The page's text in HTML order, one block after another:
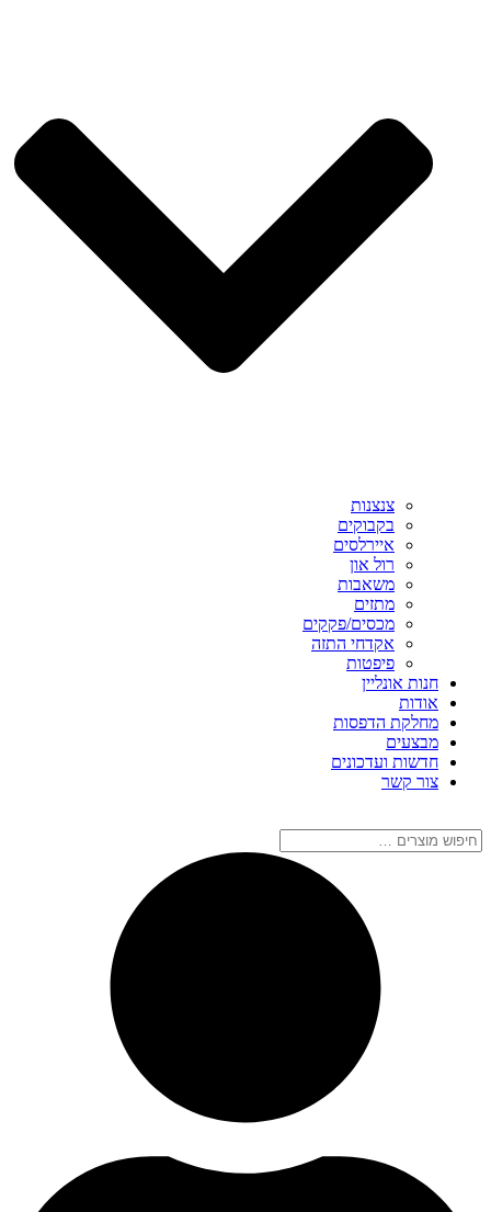
צנצנות
בקבוקים
איירלסים
רול און
משאבות
מתזים
מכסים/פקקים
אקדחי התזה
פיפטות
חנות אונליין
אודות
מחלקת הדפסות
מבצעים
חדשות ועדכונים
צור קשר
חיפוש
מוצרים